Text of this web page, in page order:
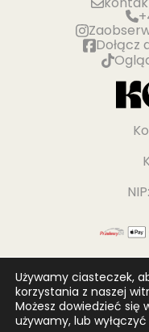
Używamy ciasteczek,
korzystania z naszej
Możesz dowiedzieć
używamy, lub
Dołącz